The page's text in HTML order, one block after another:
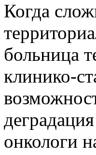
Когда
больница
клинико-
онкологи